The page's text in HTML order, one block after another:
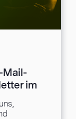
Mail-
im